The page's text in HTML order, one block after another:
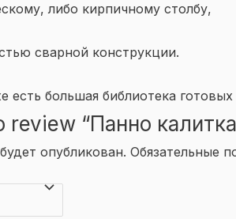
либо кирпичному столбу,
сварной конструкции.
большая библиотека
review “Панно
опубликован. Обязательные